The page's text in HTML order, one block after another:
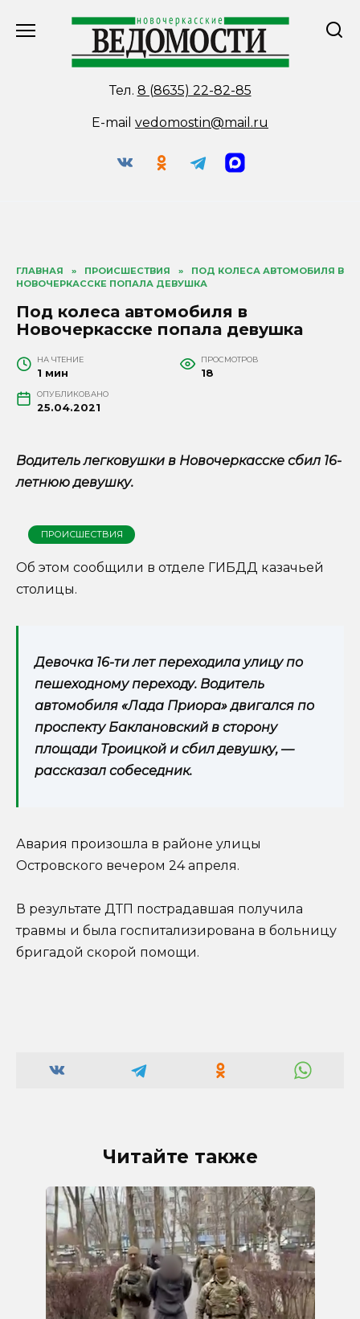
Тел. 8 (8635) 22-82-85
E-mail vedomostin@mail.ru
ГЛАВНАЯ » ПРОИСШЕСТВИЯ »
ПОД КОЛЕСА АВТОМОБИЛЯ В
НОВОЧЕРКАССКЕ ПОПАЛА ДЕВУШКА
Под колеса автомобиля в
Новочеркасске попала девушка
НА ЧТЕНИЕ
1 мин
ПРОСМОТРОВ
18
ОПУБЛИКОВАНО
25.04.2021
Водитель легковушки в Новочеркасске сбил 16-
летнюю девушку.
ПРОИСШЕСТВИЯ
Об этом сообщили в отделе ГИБДД казачьей
столицы.
Девочка 16-ти лет переходила улицу по
пешеходному переходу. Водитель
автомобиля «Лада Приора» двигался по
проспекту Баклановский в сторону
площади Троицкой и сбил девушку, —
рассказал собеседник.
Авария произошла в районе улицы
Островского вечером 24 апреля.
В результате ДТП пострадавшая получила
травмы и была госпитализирована в больницу
бригадой скорой помощи.
Читайте также